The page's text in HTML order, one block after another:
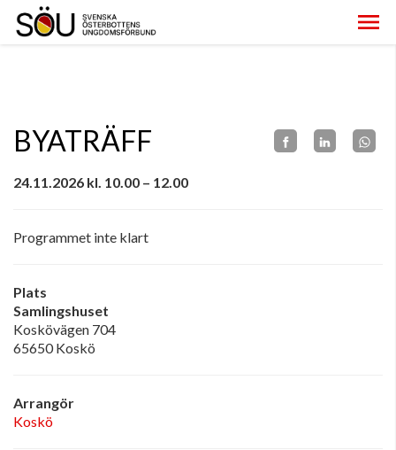
BYATRÄFF
24.11.2026 kl. 10.00 – 12.00
Programmet inte klart
Plats
Samlingshuset
Koskövägen 704
65650 Koskö
Arrangör
Koskö